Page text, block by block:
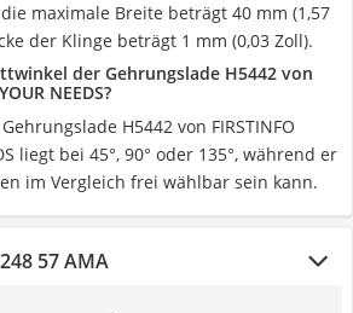
maximale Breite beträgt 40 mm (1,57
der Klinge beträgt 1 mm (0,03 Zoll).
der Gehrungslade H5442 von
NEEDS?
H5442 von FIRSTINFO
liegt bei 45°, 90° oder 135°, während er
im Vergleich frei wählbar sein kann.
57 AMA